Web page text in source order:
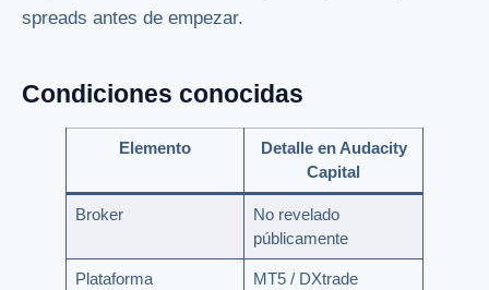
spreads antes de empezar.
Condiciones conocidas
Elemento
Detalle en Audacity
Capital
Broker
No revelado
públicamente
Plataforma MT5 / DXtrade